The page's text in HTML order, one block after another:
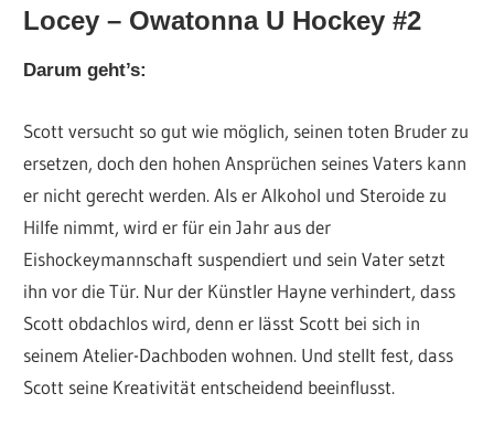
Locey – Owatonna U Hockey #2
Darum geht’s:
Scott versucht so gut wie möglich, seinen toten Bruder zu
ersetzen, doch den hohen Ansprüchen seines Vaters kann
er nicht gerecht werden. Als er Alkohol und Steroide zu
Hilfe nimmt, wird er für ein Jahr aus der
Eishockeymannschaft suspendiert und sein Vater setzt
ihn vor die Tür. Nur der Künstler Hayne verhindert, dass
Scott obdachlos wird, denn er lässt Scott bei sich in
seinem Atelier-Dachboden wohnen. Und stellt fest, dass
Scott seine Kreativität entscheidend beeinflusst.